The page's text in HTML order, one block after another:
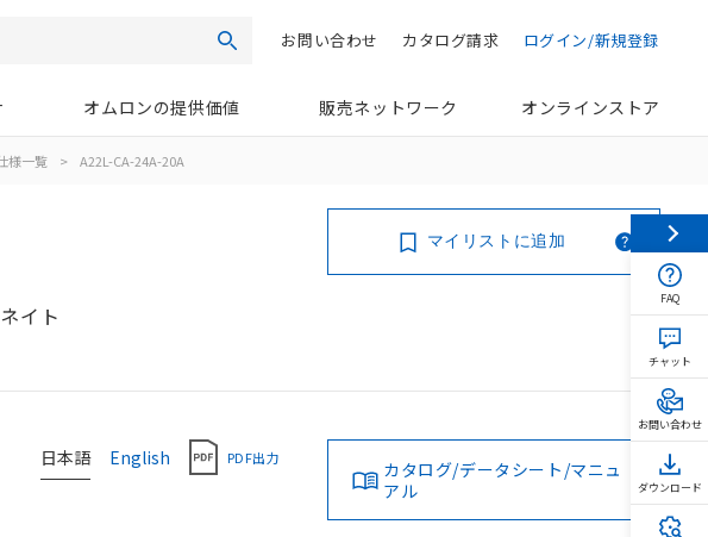
検索 ログイン/新規登録
カタログ請求
お問い合わせ
オムロンの提供価値 販売ネットワーク オンラインストア
様一覧 > A22L-CA-24A-20A
イト
マイリストに追加
日本語 English PDF出力
カタログ/データシート/マニュ
アル
FAQ
チャット
お問い合わせ
ダウンロード